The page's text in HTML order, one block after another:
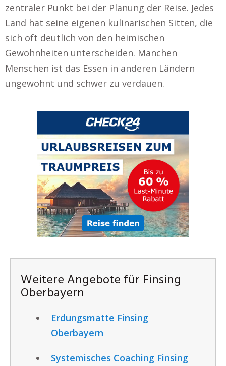
zentraler Punkt bei der Planung der Reise. Jedes
Land hat seine eigenen kulinarischen Sitten, die
sich oft deutlich von den heimischen
Gewohnheiten unterscheiden. Manchen
Menschen ist das Essen in anderen Ländern
ungewohnt und schwer zu verdauen.
Weitere Angebote für Finsing
Oberbayern
Erdungsmatte Finsing
Oberbayern
Systemisches Coaching Finsing